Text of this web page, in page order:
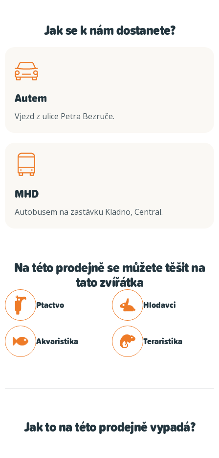
Jak se k nám dostanete?
Autem
Vjezd z ulice Petra Bezruče.
MHD
Autobusem na zastávku Kladno, Central.
Na této prodejně se můžete těšit na
tato zvířátka
Ptactvo Hlodavci
Akvaristika Teraristika
Jak to na této prodejně vypadá?